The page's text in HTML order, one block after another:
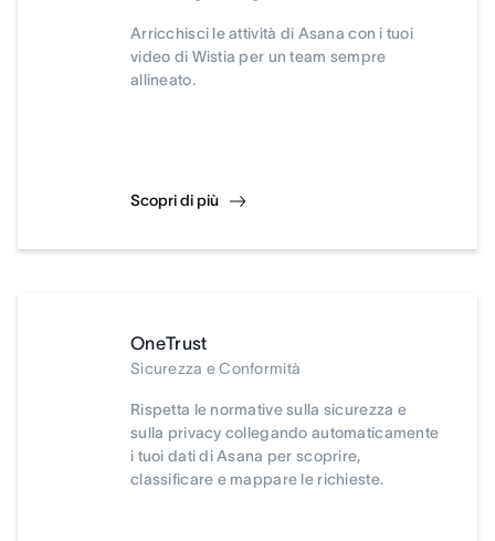
Arricchisci le attività di Asana con i tuoi
video di Wistia per un team sempre
allineato.
Scopri di più
OneTrust
Sicurezza e Conformità
Rispetta le normative sulla sicurezza e
sulla privacy collegando automaticamente
i tuoi dati di Asana per scoprire,
classificare e mappare le richieste.